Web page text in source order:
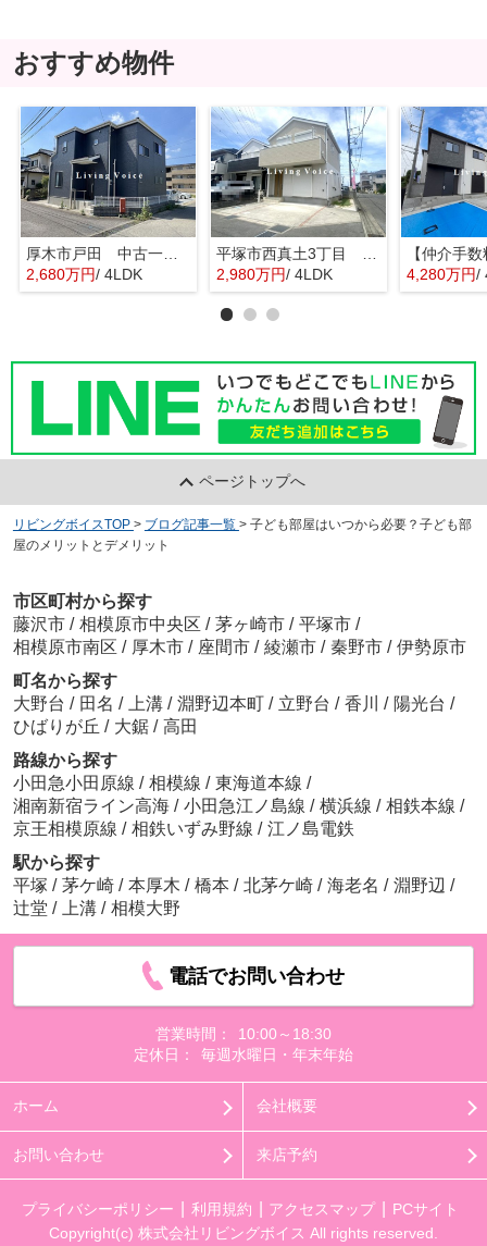
おすすめ物件
厚木市戸田 中古一戸建て
2,680万円/ 4LDK
平塚市西真土3丁目 中古一戸建て
2,980万円/ 4LDK 4,280万円/
ページトップへ
リビングボイスTOP > ブログ記事一覧 > 子ども部屋はいつから必要？子ども部
屋のメリットとデメリット
市区町村から探す
藤沢市 / 相模原市中央区 / 茅ヶ崎市 / 平塚市 /
相模原市南区 / 厚木市 / 座間市 / 綾瀬市 / 秦野市 / 伊勢原市
町名から探す
大野台 / 田名 / 上溝 / 淵野辺本町 / 立野台 / 香川 / 陽光台 /
ひばりが丘 / 大鋸 / 高田
路線から探す
小田急小田原線 / 相模線 / 東海道本線 /
湘南新宿ライン高海 / 小田急江ノ島線 / 横浜線 / 相鉄本線 /
京王相模原線 / 相鉄いずみ野線 / 江ノ島電鉄
駅から探す
平塚 / 茅ケ崎 / 本厚木 / 橋本 / 北茅ケ崎 / 海老名 / 淵野辺 /
辻堂 / 上溝 / 相模大野
電話でお問い合わせ
営業時間：
10:00～18:30
定休日：
毎週水曜日・年末年始
ホーム 会社概要
お問い合わせ 来店予約
プライバシーポリシー 利用規約 アクセスマップ
PCサイト
Copyright(c) 株式会社リビングボイス All rights reserved.